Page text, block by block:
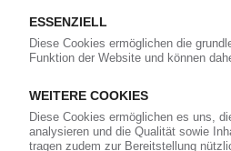
Die wichtigsten Nachrichten und
Kunststoffbranche – jeden Tag